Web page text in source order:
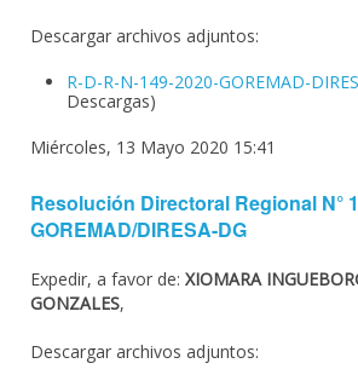
Descargar archivos adjuntos:
R-D-R-N-149-2020-GOREMAD-
Descargas)
Miércoles, 13 Mayo 2020 15:41
Resolución Directoral Regional N°
GOREMAD/DIRESA-DG
Expedir, a favor de: XIOMARA
GONZALES,
Descargar archivos adjuntos: